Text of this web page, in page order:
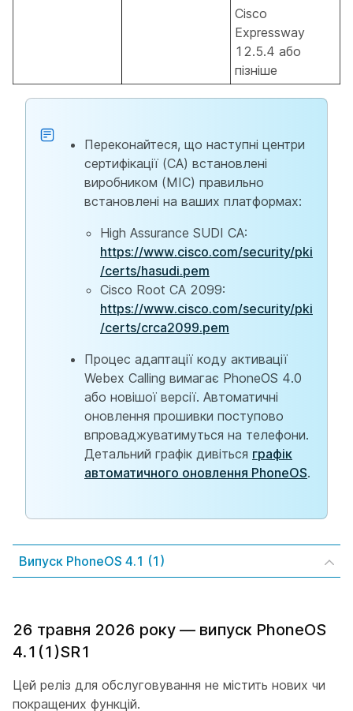
Cisco
Expressway
12.5.4 або
пізніше
Переконайтеся, що наступні центри
сертифікації (CA) встановлені
виробником (MIC) правильно
встановлені на ваших платформах:
High Assurance SUDI CA:
https://www.cisco.com/security/pki
/certs/hasudi.pem
Cisco Root CA 2099:
https://www.cisco.com/security/pki
/certs/crca2099.pem
Процес адаптації коду активації
Webex Calling вимагає PhoneOS 4.0
або новішої версії. Автоматичні
оновлення прошивки поступово
впроваджуватимуться на телефони.
Детальний графік дивіться графік
автоматичного оновлення PhoneOS.
Випуск PhoneOS 4.1 (1)
26 травня 2026 року — випуск PhoneOS
4.1(1)SR1
Цей реліз для обслуговування не містить нових чи
покращених функцій.